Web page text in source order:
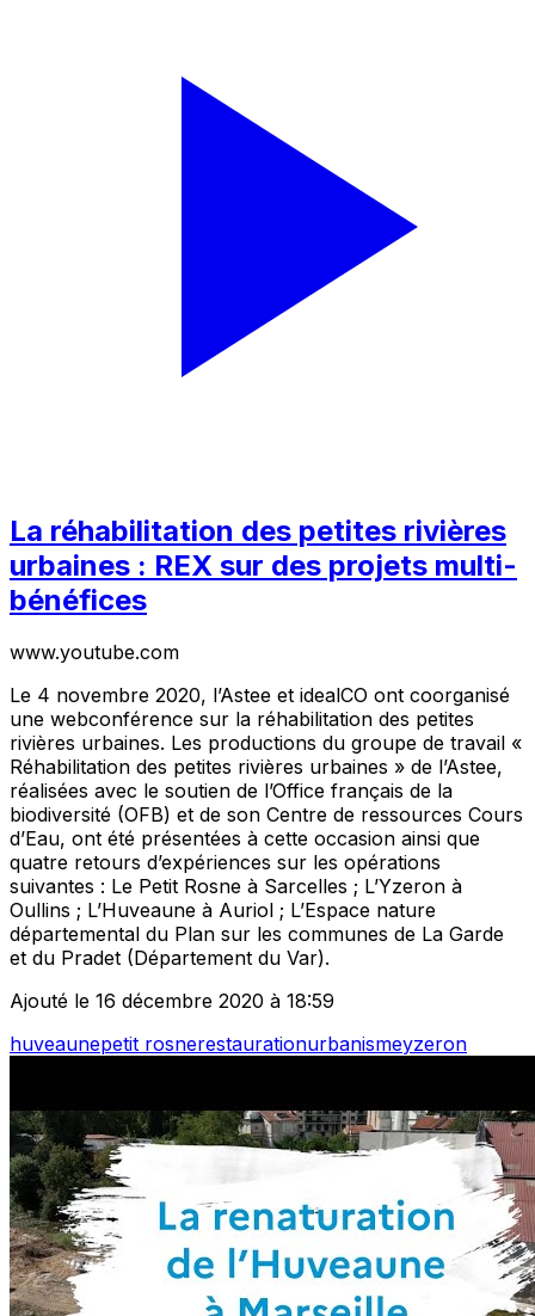
La réhabilitation des petites rivières
urbaines : REX sur des projets multi-
bénéfices
www.youtube.com
Le 4 novembre 2020, l’Astee et idealCO ont coorganisé
une webconférence sur la réhabilitation des petites
rivières urbaines. Les productions du groupe de travail «
Réhabilitation des petites rivières urbaines » de l’Astee,
réalisées avec le soutien de l’Office français de la
biodiversité (OFB) et de son Centre de ressources Cours
d’Eau, ont été présentées à cette occasion ainsi que
quatre retours d’expériences sur les opérations
suivantes : Le Petit Rosne à Sarcelles ; L’Yzeron à
Oullins ; L’Huveaune à Auriol ; L’Espace nature
départemental du Plan sur les communes de La Garde
et du Pradet (Département du Var).
Ajouté le 16 décembre 2020 à 18:59
huveaunepetit rosnerestaurationurbanismeyzeron